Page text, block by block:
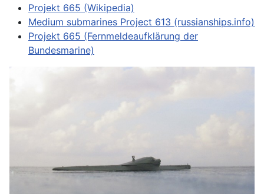
Projekt 665 (Wikipedia)
Medium submarines Project 613 (russianships.info)
Projekt 665 (Fernmeldeaufklärung der
Bundesmarine)